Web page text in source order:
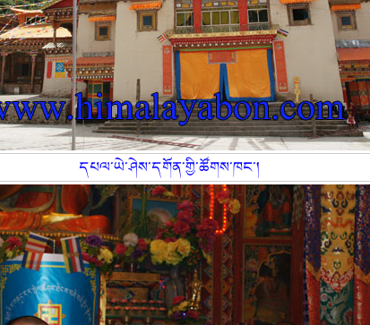
དཔལ་ཡེ་ཤེས་དགོན་གྱི་ཚོགས་ཁང་།